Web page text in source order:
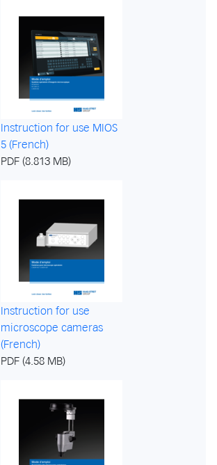
Instruction for use MIOS
5 (French)
PDF (8.813 MB)
Instruction for use
microscope cameras
(French)
PDF (4.58 MB)